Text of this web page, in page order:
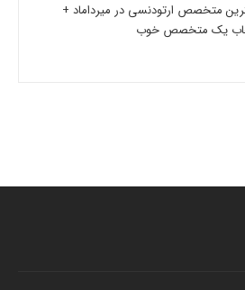
متخصص ارتودنسی در میرداماد +
یک متخصص خوب